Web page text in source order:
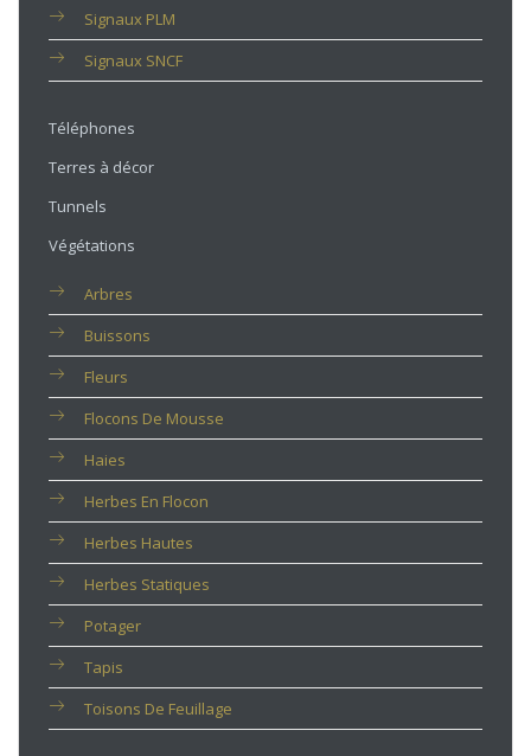
Signaux PLM
Signaux SNCF
Téléphones
Terres à décor
Tunnels
Végétations
Arbres
Buissons
Fleurs
Flocons De Mousse
Haies
Herbes En Flocon
Herbes Hautes
Herbes Statiques
Potager
Tapis
Toisons De Feuillage